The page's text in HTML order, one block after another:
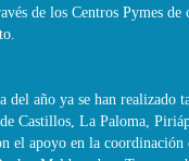
de los Centros Pymes de
del año ya se han realizado
Castillos, La Paloma,
el apoyo en la coordinación